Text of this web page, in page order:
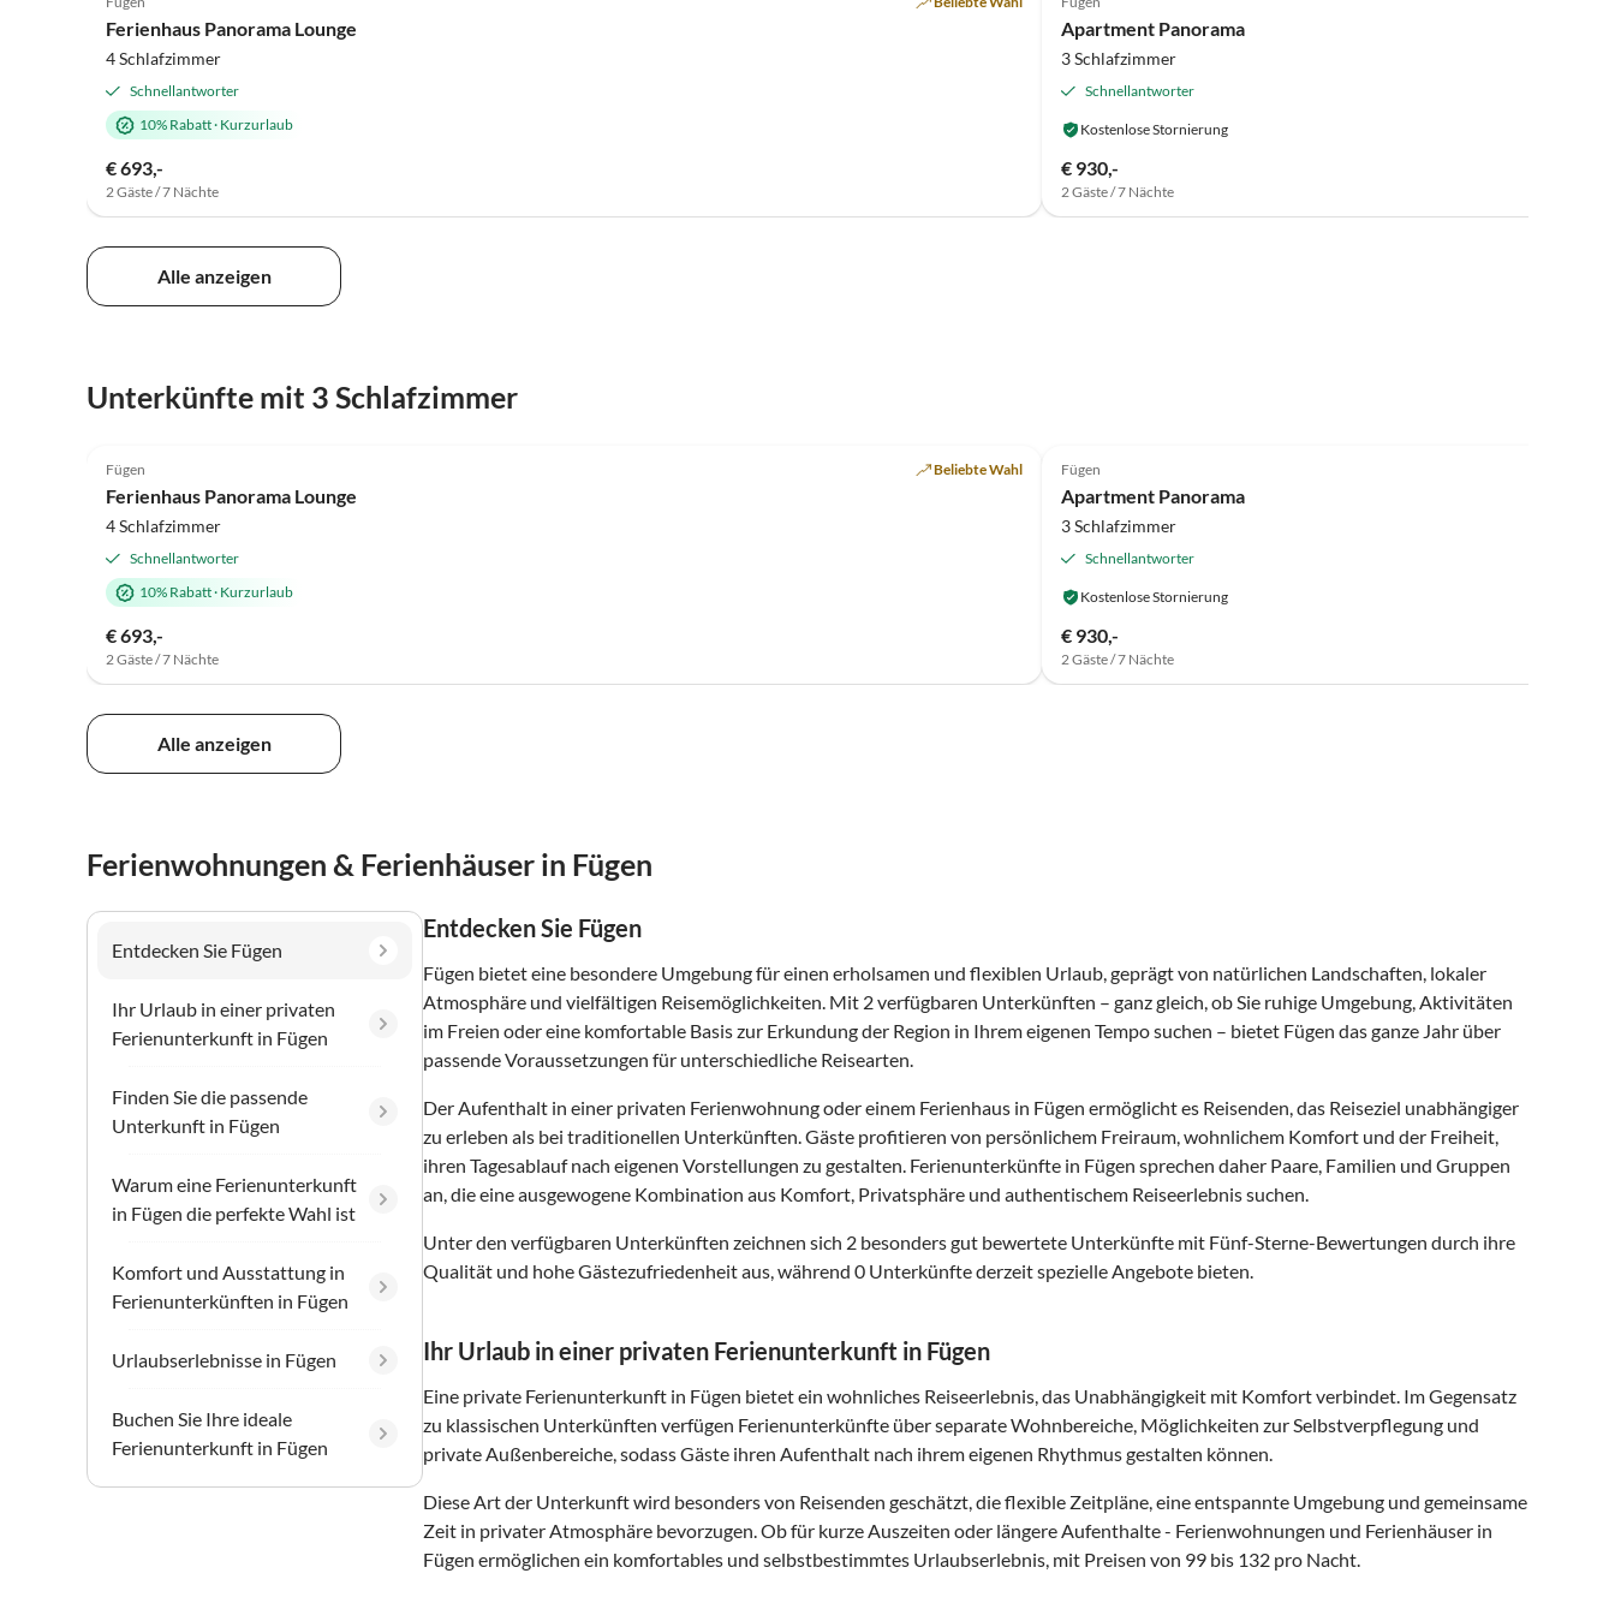
Super-Gastgeber
Ferienhaus Panorama Lounge
4 Schlafzimmer
Schnellantworter
10% Rabatt· Kurzurlaub
€ 693,-
2 Gäste / 7 Nächte
Apartment Panorama
3 Schlafzimmer
Schnellantworter
Kostenlose Stornierung
€ 930,-
2 Gäste / 7 Nächte
Alle anzeigen
Unterkünfte mit 3 Schlafzimmer
Tour
Super-Gastgeber
Fügen Beliebte Wahl
Ferienhaus Panorama Lounge
4 Schlafzimmer
Schnellantworter
10% Rabatt· Kurzurlaub
€ 693,-
2 Gäste / 7 Nächte
Fügen
Apartment Panorama
3 Schlafzimmer
Schnellantworter
Kostenlose Stornierung
€ 930,-
2 Gäste / 7 Nächte
Alle anzeigen
Ferienwohnungen & Ferienhäuser in Fügen
Entdecken Sie Fügen
Ihr Urlaub in einer privaten
Ferienunterkunft in Fügen
Finden Sie die passende
Unterkunft in Fügen
Warum eine Ferienunterkunft
in Fügen die perfekte Wahl ist
Komfort und Ausstattung in
Ferienunterkünften in Fügen
Urlaubserlebnisse in Fügen
Buchen Sie Ihre ideale
Ferienunterkunft in Fügen
Entdecken Sie Fügen
Fügen bietet eine besondere Umgebung für einen erholsamen und flexiblen Urlaub, geprägt von natürlichen Landschaften, lokaler
Atmosphäre und vielfältigen Reisemöglichkeiten. Mit 2 verfügbaren Unterkünften – ganz gleich, ob Sie ruhige Umgebung, Aktivitäten
im Freien oder eine komfortable Basis zur Erkundung der Region in Ihrem eigenen Tempo suchen – bietet Fügen das ganze Jahr über
passende Voraussetzungen für unterschiedliche Reisearten.
Der Aufenthalt in einer privaten Ferienwohnung oder einem Ferienhaus in Fügen ermöglicht es Reisenden, das Reiseziel unabhängiger
zu erleben als bei traditionellen Unterkünften. Gäste profitieren von persönlichem Freiraum, wohnlichem Komfort und der Freiheit,
ihren Tagesablauf nach eigenen Vorstellungen zu gestalten. Ferienunterkünfte in Fügen sprechen daher Paare, Familien und Gruppen
an, die eine ausgewogene Kombination aus Komfort, Privatsphäre und authentischem Reiseerlebnis suchen.
Unter den verfügbaren Unterkünften zeichnen sich 2 besonders gut bewertete Unterkünfte mit Fünf-Sterne-Bewertungen durch ihre
Qualität und hohe Gästezufriedenheit aus, während 0 Unterkünfte derzeit spezielle Angebote bieten.
Ihr Urlaub in einer privaten Ferienunterkunft in Fügen
Eine private Ferienunterkunft in Fügen bietet ein wohnliches Reiseerlebnis, das Unabhängigkeit mit Komfort verbindet. Im Gegensatz
zu klassischen Unterkünften verfügen Ferienunterkünfte über separate Wohnbereiche, Möglichkeiten zur Selbstverpflegung und
private Außenbereiche, sodass Gäste ihren Aufenthalt nach ihrem eigenen Rhythmus gestalten können.
Diese Art der Unterkunft wird besonders von Reisenden geschätzt, die flexible Zeitpläne, eine entspannte Umgebung und gemeinsame
Zeit in privater Atmosphäre bevorzugen. Ob für kurze Auszeiten oder längere Aufenthalte - Ferienwohnungen und Ferienhäuser in
Fügen ermöglichen ein komfortables und selbstbestimmtes Urlaubserlebnis, mit Preisen von 99 bis 132 pro Nacht.